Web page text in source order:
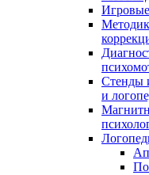
Стенды
и